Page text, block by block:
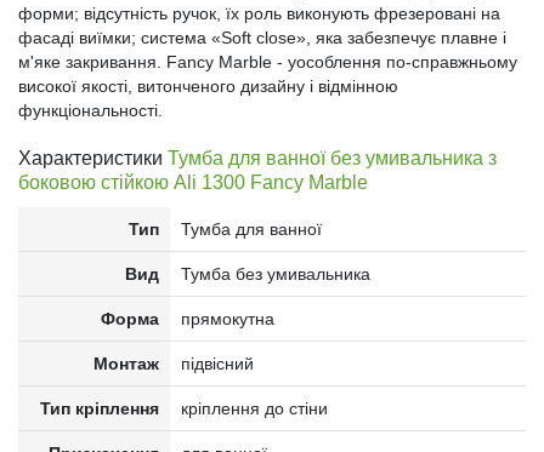
форми; відсутність ручок, їх роль виконують фрезеровані на
фасаді виїмки; система «Soft close», яка забезпечує плавне і
м'яке закривання. Fancy Marble - уособлення по-справжньому
високої якості, витонченого дизайну і відмінною
функціональності.
Характеристики Тумба для ванної без умивальника з
боковою стійкою Ali 1300 Fancy Marble
Тип Тумба для ванної
Вид Тумба без умивальника
Форма прямокутна
Монтаж підвісний
Тип кріплення кріплення до стіни